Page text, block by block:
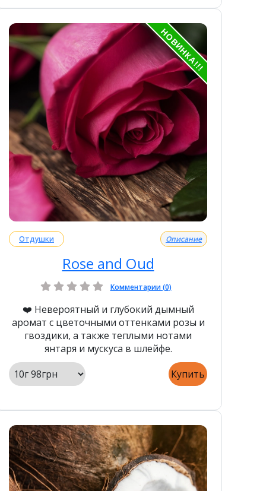
НОВИНКА!!!
Отдушки Описание
Rose and Oud
Комментарии (0)
❤️ Невероятный и глубокий дымный
аромат с цветочными оттенками розы и
гвоздики, а также теплыми нотами
янтаря и мускуса в шлейфе.
Купить